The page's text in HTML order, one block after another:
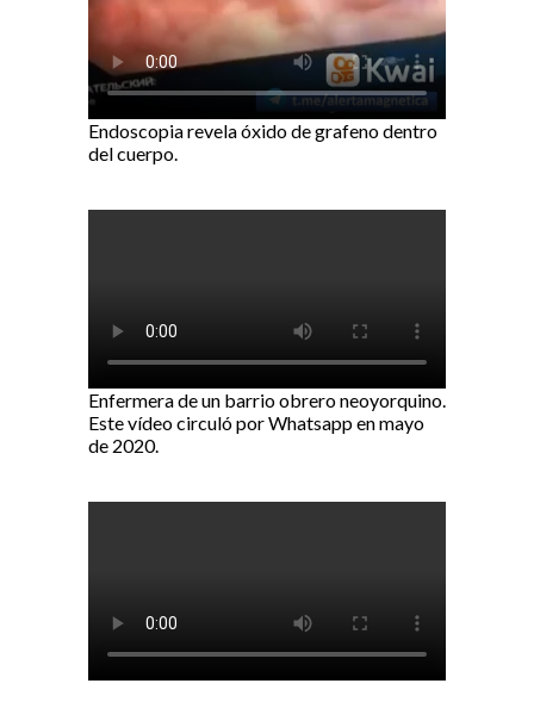
Endoscopia revela óxido de grafeno dentro
del cuerpo.
Enfermera de un barrio obrero neoyorquino.
Este vídeo circuló por Whatsapp en mayo
de 2020.